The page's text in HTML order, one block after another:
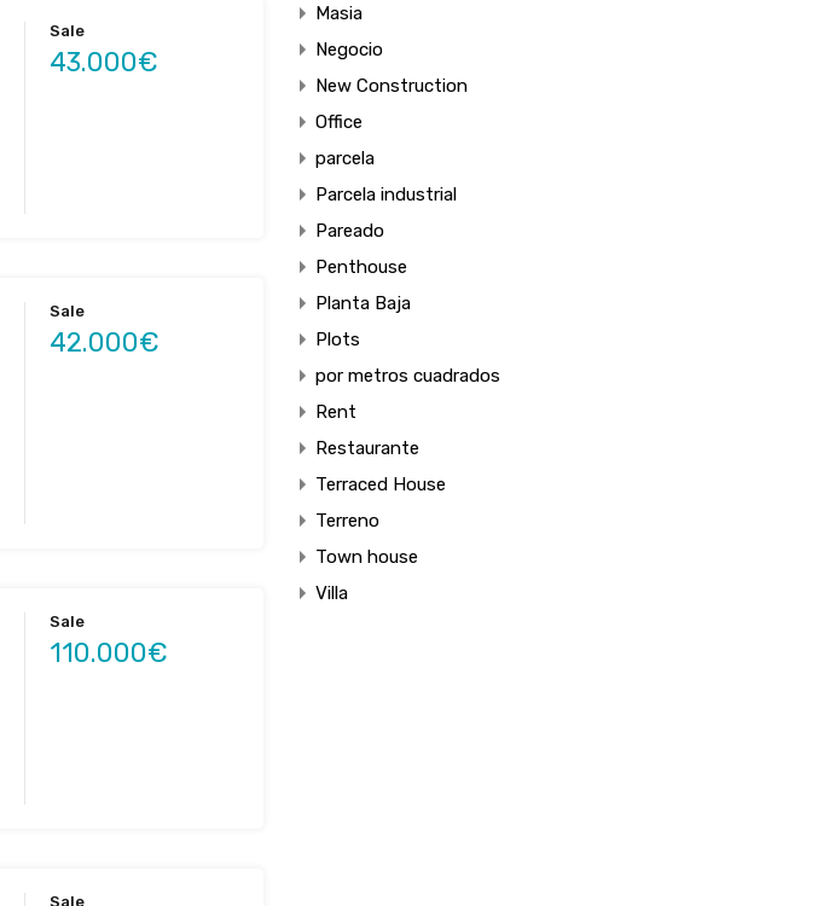
Sale
43.000€
Sale
42.000€
Sale
110.000€
Sale
Masia
Negocio
New Construction
Office
parcela
Parcela industrial
Pareado
Penthouse
Planta Baja
Plots
por metros cuadrados
Rent
Restaurante
Terraced House
Terreno
Town house
Villa